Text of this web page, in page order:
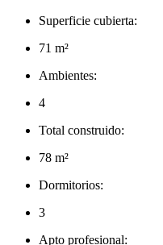
Superficie cubierta:
71 m²
Ambientes:
4
Total construido:
78 m²
Dormitorios:
3
Apto profesional: